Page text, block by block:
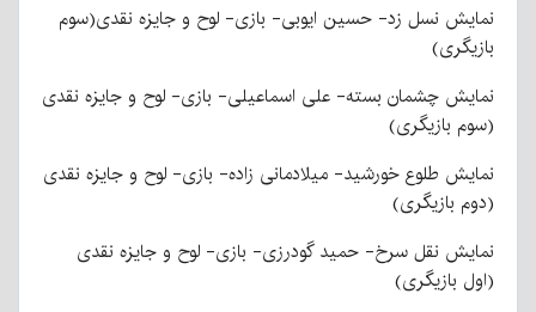
نمایش نسل زد- حسین ایوبی- بازی- لوح و جایزه نقدی(سوم
بازیگری)
نمایش چشمان بسته- علی اسماعیلی- بازی- لوح و جایزه نقدی
(سوم بازیگری)
نمایش طلوع خورشید- میلادمانی زاده- بازی- لوح و جایزه نقدی
(دوم بازیگری)
نمایش نقل سرخ- حمید گودرزی- بازی- لوح و جایزه نقدی
(اول بازیگری)